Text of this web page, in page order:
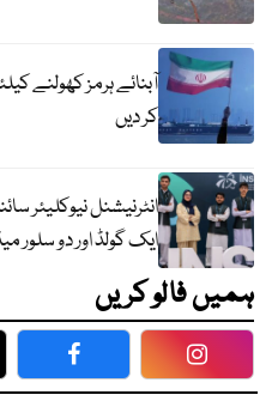
کر دیں
ایک گولڈ اور دو سلور
ہمیں فالو کریں
Facebook